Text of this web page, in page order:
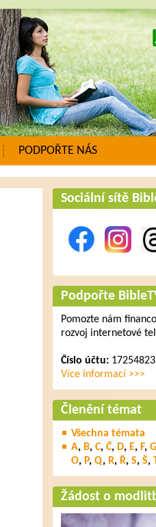
PODPOŘTE NÁS
Sociální sítě
Podpořte
Pomozte nám
rozvoj internetové
Číslo účtu:
Více informací >>>
Členění témat
Všechna témata
A, B, C, Č, D, E, F, G
O, P, Q, R, Ř, S, Š,
Žádost o